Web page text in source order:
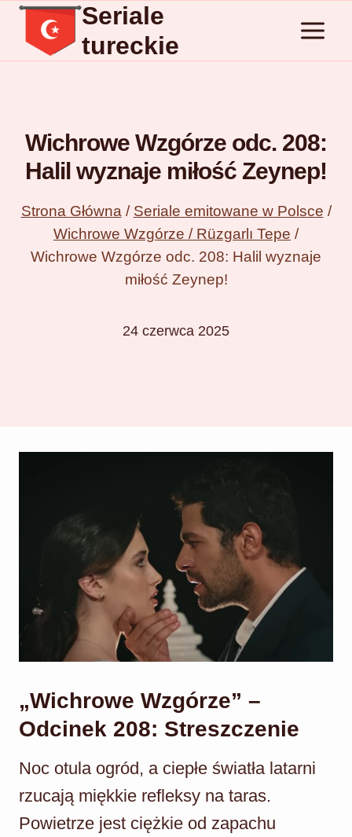
Przejdź
treści
Seriale
tureckie
Wichrowe Wzgórze odc. 208:
Halil wyznaje miłość Zeynep!
Strona Główna / Seriale emitowane w Polsce /
Wichrowe Wzgórze / Rüzgarlı Tepe /
Wichrowe Wzgórze odc. 208: Halil wyznaje
miłość Zeynep!
24 czerwca 2025
„Wichrowe Wzgórze” –
Odcinek 208: Streszczenie
Noc otula ogród, a ciepłe światła latarni
rzucają miękkie refleksy na taras.
Powietrze jest ciężkie od zapachu